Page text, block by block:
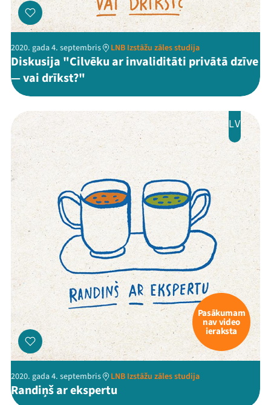
2020. gada 4. septembris LNB Izstāžu zāles studija
Diskusija "Cilvēku ar invaliditāti privātā dzīve
— vai drīkst?"
LV
Pasākumam
nav video
ieraksta
2020. gada 4. septembris LNB Izstāžu zāles studija
Randiņš ar ekspertu